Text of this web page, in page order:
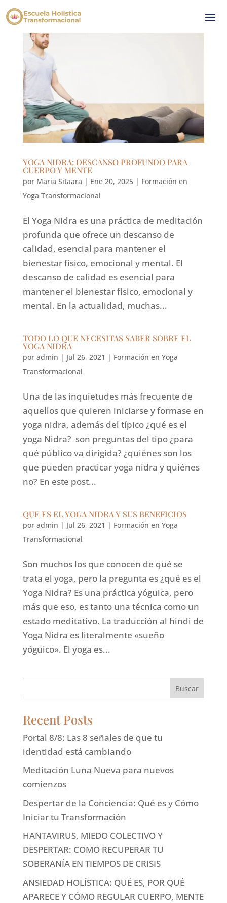
YOGA NIDRA: DESCANSO PROFUNDO PARA
CUERPO Y MENTE
por Maria Sitaara | Ene 20, 2025| Formación en
Yoga Transformacional
El Yoga Nidra es una práctica de meditación
profunda que ofrece un descanso de
calidad, esencial para mantener el
bienestar físico, emocional y mental. El
descanso de calidad es esencial para
mantener el bienestar físico, emocional y
mental. En la actualidad, muchas...
TODO LO QUE NECESITAS SABER SOBRE EL
YOGA NIDRA
por admin | Jul 26, 2021 | Formación en Yoga
Transformacional
Una de las inquietudes más frecuente de
aquellos que quieren iniciarse y formase en
yoga nidra, además del típico ¿qué es el
yoga Nidra? son preguntas del tipo ¿para
qué público va dirigida? ¿quiénes son los
que pueden practicar yoga nidra y quiénes
no? En este post...
QUE ES EL YOGA NIDRA Y SUS BENEFICIOS
por admin | Jul 26, 2021 | Formación en Yoga
Transformacional
Son muchos los que conocen de qué se
trata el yoga, pero la pregunta es ¿qué es el
Yoga Nidra? Es una práctica yóguica, pero
más que eso, es tanto una técnica como un
estado meditativo. La traducción al hindi de
Yoga Nidra es literalmente «sueño
yóguico». El yoga es...
Buscar
Recent Posts
Portal 8/8: Las 8 señales de que tu
identidad está cambiando
Meditación Luna Nueva para nuevos
comienzos
Despertar de la Conciencia: Qué es y Cómo
Iniciar tu Transformación
HANTAVIRUS, MIEDO COLECTIVO Y
DESPERTAR: COMO RECUPERAR TU
SOBERANÍA EN TIEMPOS DE CRISIS
ANSIEDAD HOLÍSTICA: QUÉ ES, POR QUÉ
APARECE Y CÓMO REGULAR CUERPO, MENTE